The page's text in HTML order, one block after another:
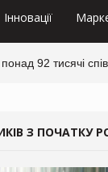
Інновації
92 тисячі
З ПОЧАТКУ